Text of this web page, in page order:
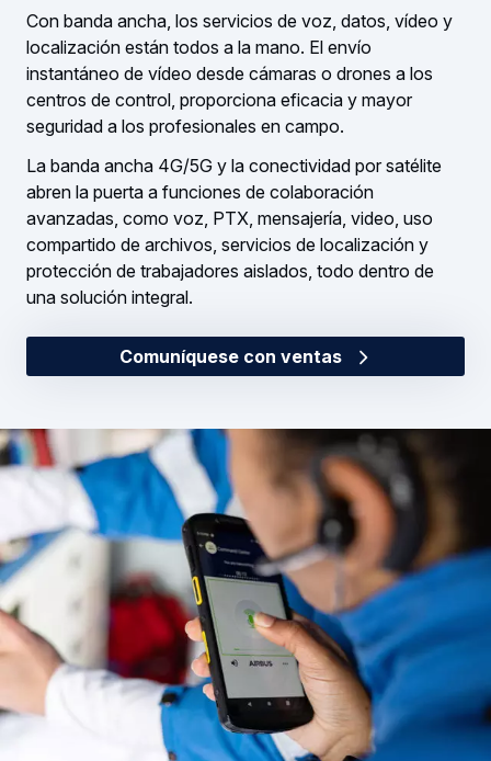
Con banda ancha, los servicios de voz, datos, vídeo y
localización están todos a la mano. El envío
instantáneo de vídeo desde cámaras o drones a los
centros de control, proporciona eficacia y mayor
seguridad a los profesionales en campo.
La banda ancha 4G/5G y la conectividad por satélite
abren la puerta a funciones de colaboración
avanzadas, como voz, PTX, mensajería, video, uso
compartido de archivos, servicios de localización y
protección de trabajadores aislados, todo dentro de
una solución integral.
Comuníquese con ventas